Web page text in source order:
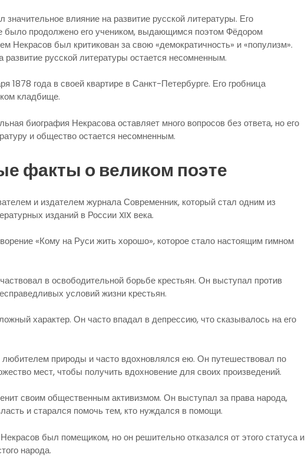
значительное влияние на развитие русской литературы. Его
было продолжено его учеником, выдающимся поэтом Фёдором
Некрасов был критикован за свою «демократичность» и «популизм».
развитие русской литературы остается несомненным.
1878 года в своей квартире в Санкт-Петербурге. Его гробница
кладбище.
биография Некрасова оставляет много вопросов без ответа, но его
и общество остается несомненным.
факты о великом поэте
и издателем журнала Современник, который стал одним из
изданий в России XIX века.
«Кому на Руси жить хорошо», которое стало настоящим гимном
в освободительной борьбе крестьян. Он выступал против
условий жизни крестьян.
характер. Он часто впадал в депрессию, что сказывалось на его
природы и часто вдохновлялся ею. Он путешествовал по
мест, чтобы получить вдохновение для своих произведений.
своим общественным активизмом. Он выступал за права народа,
и старался помочь тем, кто нуждался в помощи.
был помещиком, но он решительно отказался от этого статуса и
народа.